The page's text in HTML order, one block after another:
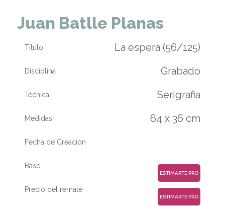
Juan Batlle Planas
Título La espera (56/125)
Disciplina Grabado
Técnica Serigrafia
Medidas 64 x 36 cm
Fecha de Creación
Base
ESTIMARTE PRO
Precio del remate
ESTIMARTE PRO